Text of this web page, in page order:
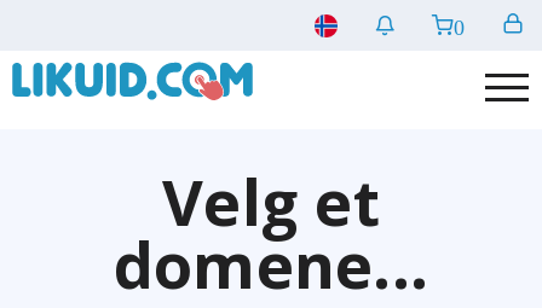
0
Velg et
domene...